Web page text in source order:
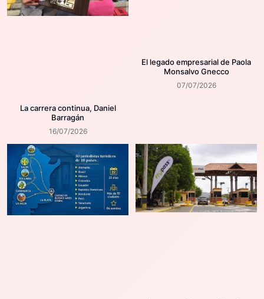
La carrera continua, Daniel
Barragán
16/07/2026
El legado empresarial de Paola
Monsalvo Gnecco
07/07/2026